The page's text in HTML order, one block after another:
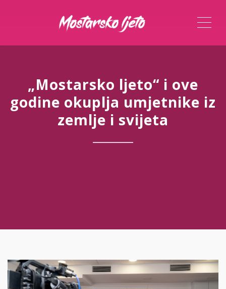
„Mostarsko ljeto“ i ove
godine okuplja umjetnike iz
zemlje i svijeta